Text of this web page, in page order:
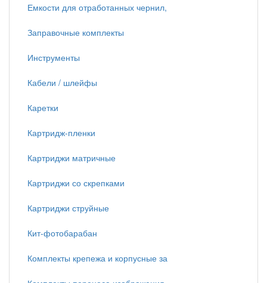
Емкости для отработанных чернил,
Заправочные комплекты
Инструменты
Кабели / шлейфы
Каретки
Картридж-пленки
Картриджи матричные
Картриджи со скрепками
Картриджи струйные
Кит-фотобарабан
Комплекты крепежа и корпусные за